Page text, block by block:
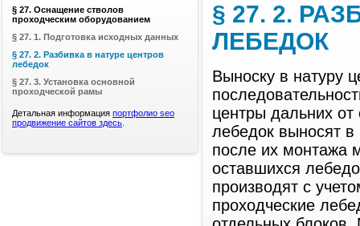
§ 27. 2.
ЛЕБЕДОК
Выноску в натуру
центры дальних
лебедок выносят
после их монтажа
оставшихся
производят с
проходческие
§ 27. Оснащение стволов
проходческим оборудованием
§ 27. 1. Подготовка исходных данных
§ 27. 2. Разбивка в натуре центров
лебедок
§ 27. 3. Установка основной
проходческой рамы
Детальная информация портфолио seo
продвижение сайтов здесь